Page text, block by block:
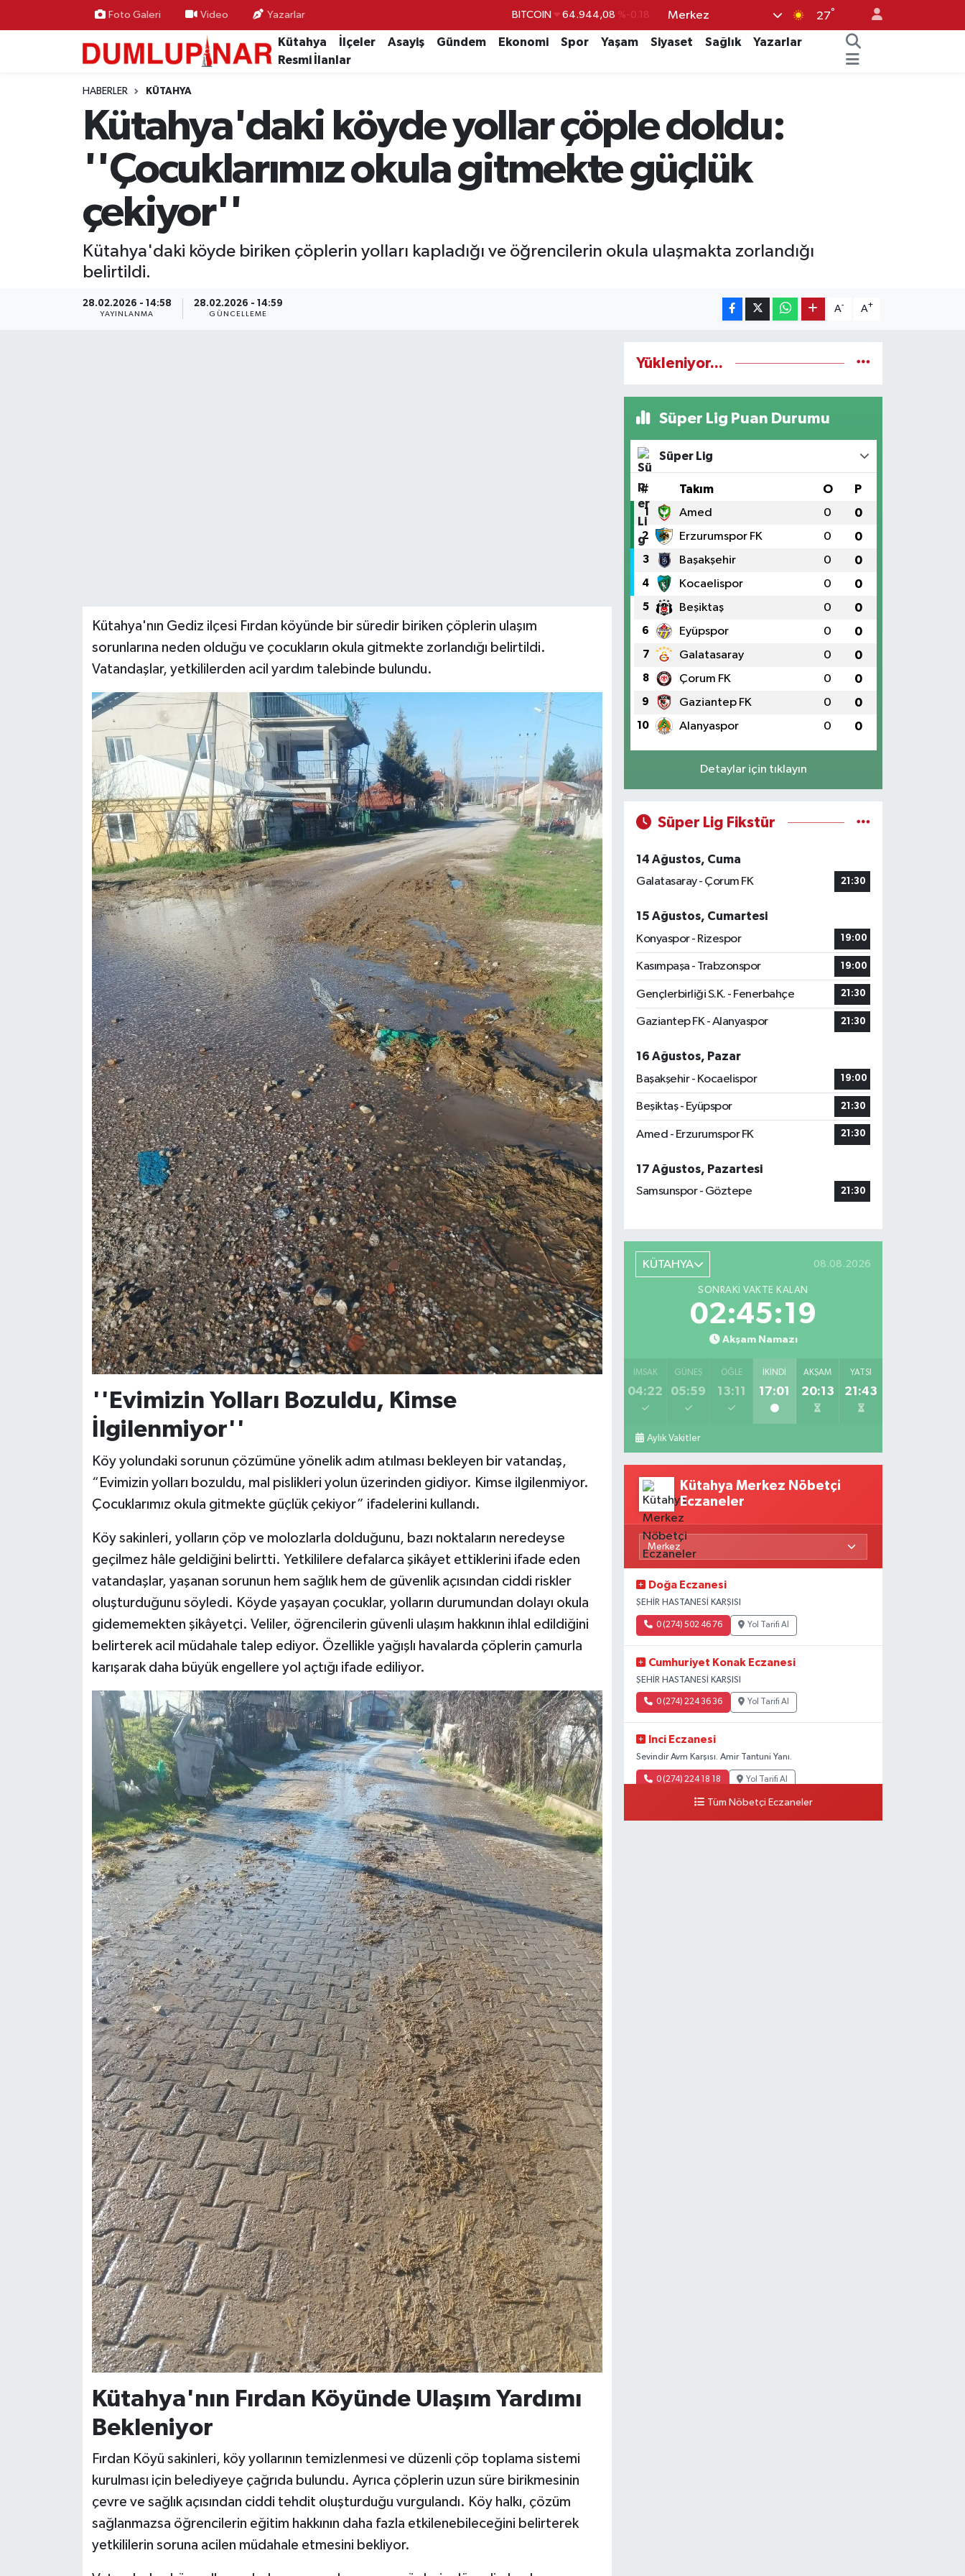
Foto Galeri Video Yazarlar DOLAR 47,7436 %0.18
EURO 55,2510 %0.32
BİST100 13.779 %-14
64.944,08
Merkez 27°
Kütahya İlçeler Asayiş Gündem Ekonomi Spor Yaşam Siyaset Sağlık
Yazarlar
Resmi İlanlar
HABERLER KÜTAHYA
Kütahya'daki köyde yollar çöple doldu:
''Çocuklarımız okula gitmekte güçlük
çekiyor''
Kütahya'daki köyde biriken çöplerin yolları kapladığı ve öğrencilerin okula ulaşmakta zorlandığı
belirtildi.
28.02.2026 - 14:58
YAYINLANMA
28.02.2026 - 14:59
GÜNCELLEME
A- A+
Kütahya'nın Gediz ilçesi Fırdan köyünde bir süredir biriken çöplerin ulaşım
sorunlarına neden olduğu ve çocukların okula gitmekte zorlandığı belirtildi.
Vatandaşlar, yetkililerden acil yardım talebinde bulundu.
''Evimizin Yolları Bozuldu, Kimse
İlgilenmiyor''
Köy yolundaki sorunun çözümüne yönelik adım atılması bekleyen bir vatandaş,
“Evimizin yolları bozuldu, mal pislikleri yolun üzerinden gidiyor. Kimse ilgilenmiyor.
Çocuklarımız okula gitmekte güçlük çekiyor” ifadelerini kullandı.
Köy sakinleri, yolların çöp ve molozlarla dolduğunu, bazı noktaların neredeyse
geçilmez hâle geldiğini belirtti. Yetkililere defalarca şikâyet ettiklerini ifade eden
vatandaşlar, yaşanan sorunun hem sağlık hem de güvenlik açısından ciddi riskler
oluşturduğunu söyledi. Köyde yaşayan çocuklar, yolların durumundan dolayı okula
gidememekten şikâyetçi. Veliler, öğrencilerin güvenli ulaşım hakkının ihlal edildiğini
belirterek acil müdahale talep ediyor. Özellikle yağışlı havalarda çöplerin çamurla
karışarak daha büyük engellere yol açtığı ifade ediliyor.
Kütahya'nın Fırdan Köyünde Ulaşım Yardımı
Bekleniyor
Fırdan Köyü sakinleri, köy yollarının temizlenmesi ve düzenli çöp toplama sistemi
kurulması için belediyeye çağrıda bulundu. Ayrıca çöplerin uzun süre birikmesinin
çevre ve sağlık açısından ciddi tehdit oluşturduğu vurgulandı. Köy halkı, çözüm
sağlanmazsa öğrencilerin eğitim hakkının daha fazla etkilenebileceğini belirterek
yetkililerin soruna acilen müdahale etmesini bekliyor.
Yükleniyor...
Süper Lig Puan Durumu
Süper Lig
# Takım O P
1 Amed 0 0
2 Erzurumspor FK 0 0
3 Başakşehir 0 0
4 Kocaelispor 0 0
5 Beşiktaş 0 0
6 Eyüpspor 0 0
7 Galatasaray 0 0
8 Çorum FK 0 0
9 Gaziantep FK 0 0
10 Alanyaspor 0 0
Detaylar için tıklayın
Süper Lig Fikstür
14 Ağustos, Cuma
Galatasaray - Çorum FK
21:30
15 Ağustos, Cumartesi
Konyaspor - Rizespor
19:00
Kasımpaşa - Trabzonspor 19:00
Gençlerbirliği S.K. - Fenerbahçe 21:30
Gaziantep FK - Alanyaspor 21:30
16 Ağustos, Pazar
Başakşehir - Kocaelispor
19:00
Beşiktaş - Eyüpspor 21:30
Amed - Erzurumspor FK 21:30
17 Ağustos, Pazartesi
Samsunspor - Göztepe
21:30
KÜTAHYA 08.08.2026
SONRAKI VAKTE KALAN
02:45:18
Akşam Namazı
İMSAK
04:22
GÜNEŞ
05:59
ÖĞLE
13:11
İKINDI
17:01
AKŞAM
20:13
YATSI
21:43
Aylık Vakitler
Kütahya Merkez Nöbetçi
Eczaneler
Doğa Eczanesi
ŞEHİR HASTANESİ KARŞISI
0 (274) 502 46 76 Yol Tarifi Al
Cumhuriyet Konak Eczanesi
ŞEHİR HASTANESİ KARŞISI
0 (274) 224 36 36 Yol Tarifi Al
Inci Eczanesi
Sevindir Avm Karşısı. Amir Tantuni Yanı.
0 (274) 224 18 18 Yol Tarifi Al
Tüm Nöbetçi Eczaneler
Vefat Haberleri
Kütahya Hava Durumu
Kütahya Trafik Yoğunluk Haritası
Süper Lig Puan Durumu ve Fikstür
Tüm Manşetler
Son Dakika Haberleri